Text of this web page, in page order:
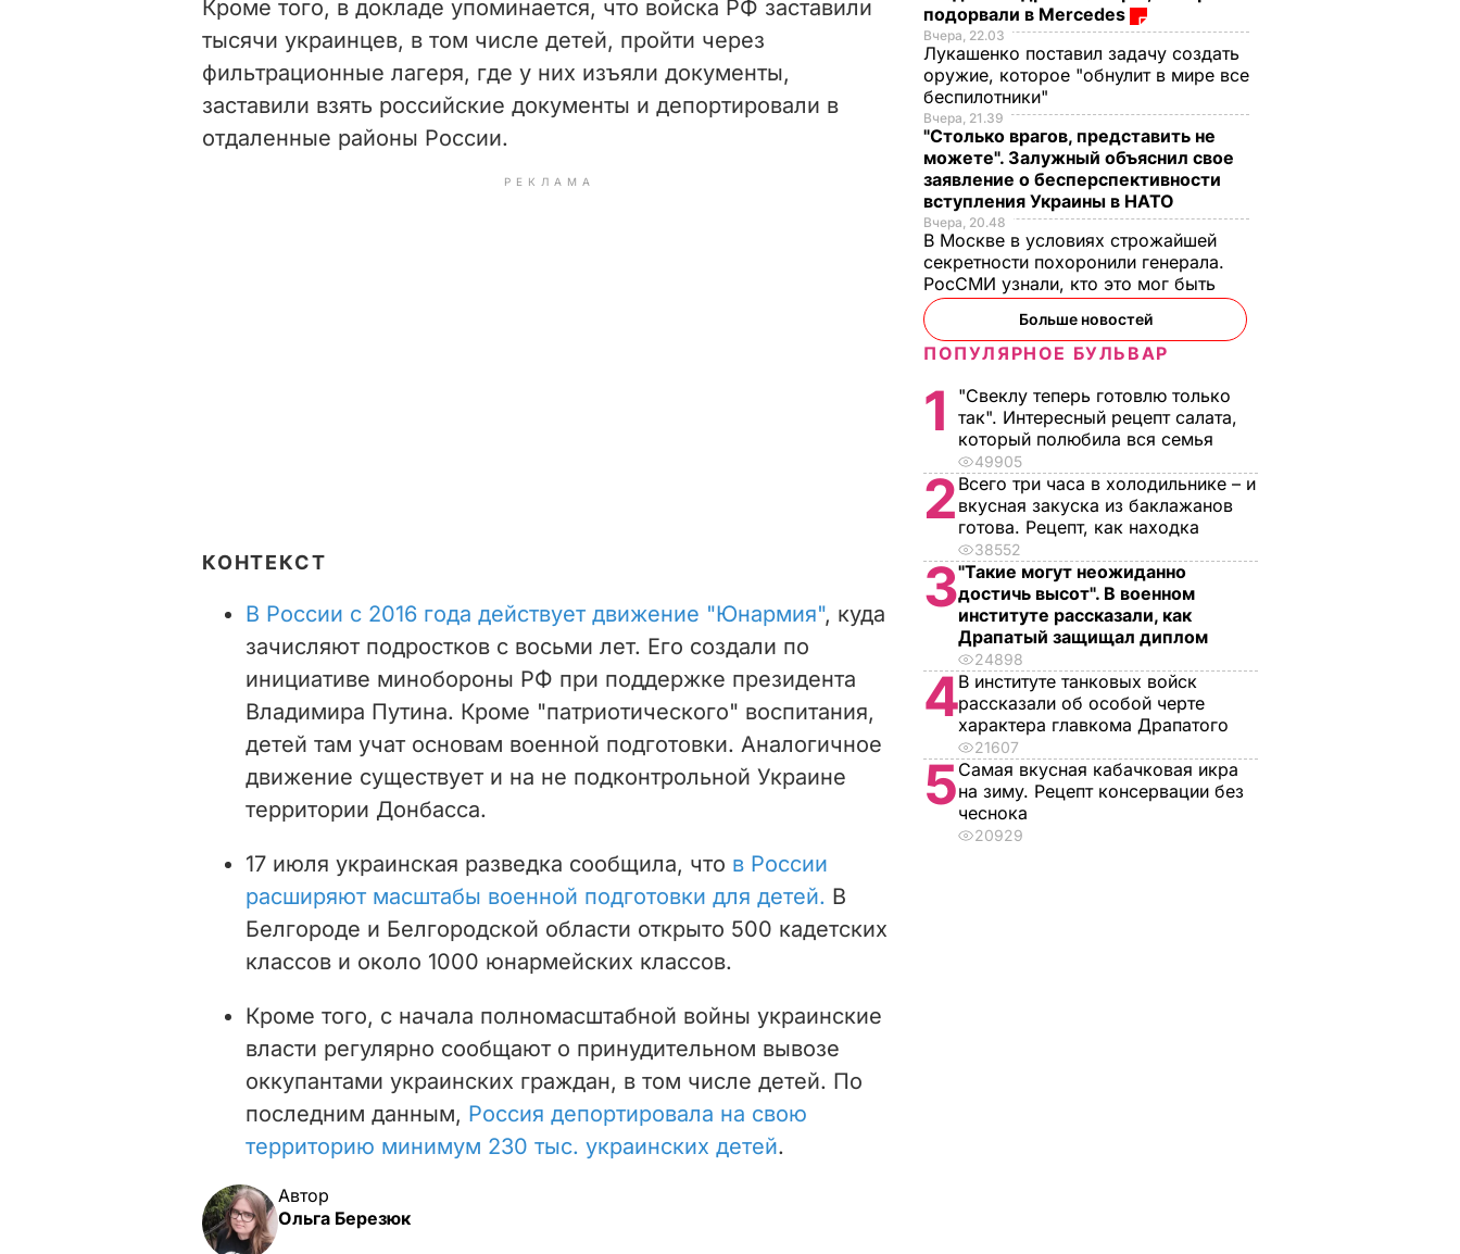
Кроме того, в докладе упоминается, что войска РФ заставили
тысячи украинцев, в том числе детей, пройти через
фильтрационные лагеря, где у них изъяли документы,
заставили взять российские документы и депортировали в
отдаленные районы России.
РЕКЛАМА
КОНТЕКСТ
В России с 2016 года действует движение "Юнармия", куда
зачисляют подростков с восьми лет. Его создали по
инициативе минобороны РФ при поддержке президента
Владимира Путина. Кроме "патриотического" воспитания,
детей там учат основам военной подготовки. Аналогичное
движение существует и на не подконтрольной Украине
территории Донбасса.
17 июля украинская разведка сообщила, что в России
расширяют масштабы военной подготовки для детей. В
Белгороде и Белгородской области открыто 500 кадетских
классов и около 1000 юнармейских классов.
Кроме того, с начала полномасштабной войны украинские
власти регулярно сообщают о принудительном вывозе
оккупантами украинских граждан, в том числе детей. По
последним данным, Россия депортировала на свою
территорию минимум 230 тыс. украинских детей.
Автор
Ольга Березюк
подорвали в Mercedes
Вчера, 22.03
Лукашенко поставил задачу создать
оружие, которое "обнулит в мире все
беспилотники"
Вчера, 21.39
"Столько врагов, представить не
можете". Залужный объяснил свое
заявление о бесперспективности
вступления Украины в НАТО
Вчера, 20.48
В Москве в условиях строжайшей
секретности похоронили генерала.
РосСМИ узнали, кто это мог быть
Больше новостей
ПОПУЛЯРНОЕ БУЛЬВАР
1
"Свеклу теперь готовлю только
так". Интересный рецепт салата,
который полюбила вся семья
49905
2 Всего три часа в холодильнике – и
вкусная закуска из баклажанов
готова. Рецепт, как находка
38552
3"Такие могут неожиданно
достичь высот". В военном
институте рассказали, как
Драпатый защищал диплом
24898
4В институте танковых войск
рассказали об особой черте
характера главкома Драпатого
21607
5Самая вкусная кабачковая икра
на зиму. Рецепт консервации без
чеснока
20929